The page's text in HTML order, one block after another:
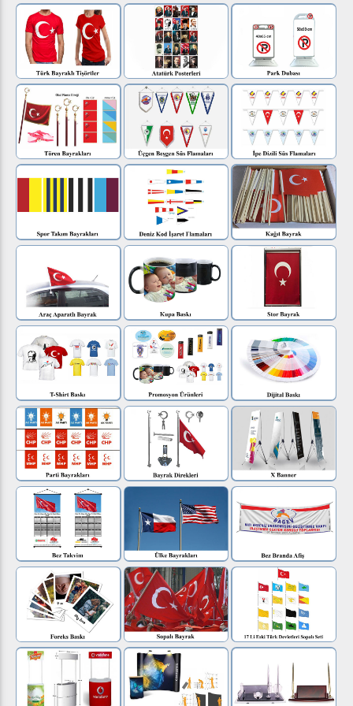
17'Li & 27'Li Eski Türk Bayrakları Seti Gönder Bayrak
Kalitesiyle Sizlerle - Kaliteli Baskı.
Fırsat Ürünü - Uygun Fiyat - Müşteri Memnuniyeti - Hızlı
Kargo - Güvenli Alışveriş.
Bayrak Çeşitleri Tüm Bayrak Çeşitlerinde Kampanya - Hızlı
Teslimat - Kaliteli Ürün Modern Tasarım Ürünler Burada.
KESİNLİKLE SUNTA VEYA MDF DEĞİLDİR KAİDESİ
TAMAMEN AĞAÇTAN YAPILMIŞTIR – ÜRETİCİSİNDEN
UYGUN FİYAT.